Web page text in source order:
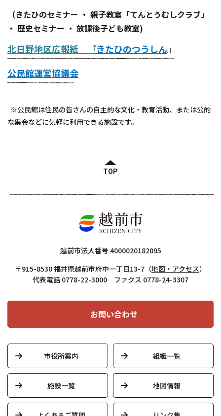
（きたひのセミナー ・ 親子教室「てんとうむしクラブ」
・ 歴史セミナー ・ 放課後子ども教室)
北日野地区広報紙 『きたひのつうしん』
公民館運営協議会
※公民館は住民の皆さんの自主的な文化・教育活動、または公的
な集会などに気軽に利用できる施設です。
TOP
越前市法人番号 4000020182095
〒915-8530 福井県越前市府中一丁目13-7 （地図・アクセス）
代表電話 0778-22-3000 ファクス 0778-24-3307
お問い合わせ
市役所案内 組織一覧
施設一覧 地図情報